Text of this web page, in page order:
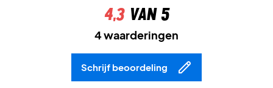
4,3van 5
4 waarderingen
Schrijf beoordeling